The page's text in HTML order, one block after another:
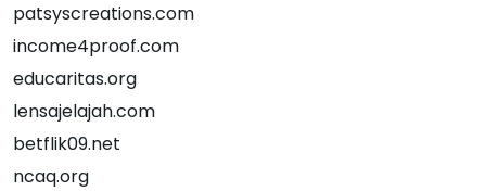
patsyscreations.com
income4proof.com
educaritas.org
lensajelajah.com
betflik09.net
ncaq.org